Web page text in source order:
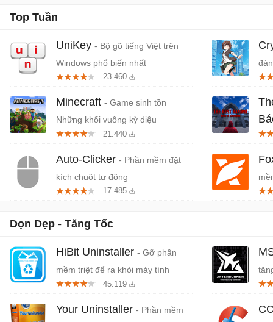
Top Tuần
UniKey - Bộ gõ tiếng Việt trên
Windows phổ biến nhất
23.460
Minecraft - Game sinh tồn
Những khối vuông kỳ diệu
21.440
Auto-Clicker - Phần mềm đặt
kích chuột tự động
17.485
Dọn Dẹp - Tăng Tốc
HiBit Uninstaller - Gỡ phần
mềm triệt để ra khỏi máy tính
45.119
Your Uninstaller - Phần mềm